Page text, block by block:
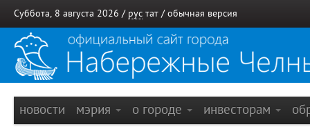
Суббота, 8 августа 2026 / рус тат / обычная версия
новости мэрия о городе инвесторам